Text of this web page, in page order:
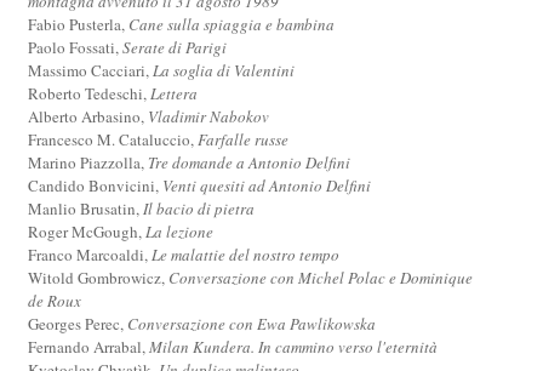
Fabio Pusterla, Cane sulla spiaggia e bambina
Paolo Fossati,Serate di Parigi
Massimo Cacciari,La soglia di Valentini
Roberto Tedeschi,Lettera
Alberto Arbasino, Vladimir Nabokov
Francesco M. Cataluccio,Farfalle russe
Marino Piazzolla, Tre domande a Antonio Delfini
Candido Bonvicini, Venti quesiti ad Antonio Delfini
Manlio Brusatin,Il bacio di pietra
Roger McGough,La lezione
Franco Marcoaldi,Le malattie del nostro tempo
Witold Gombrowicz, Conversazione con Michel Polac e Dominique
de Roux
Georges Perec, Conversazione con Ewa Pawlikowska
Fernando Arrabal,Milan Kundera. In cammino verso l'eternità